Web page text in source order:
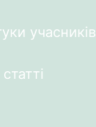
учасників